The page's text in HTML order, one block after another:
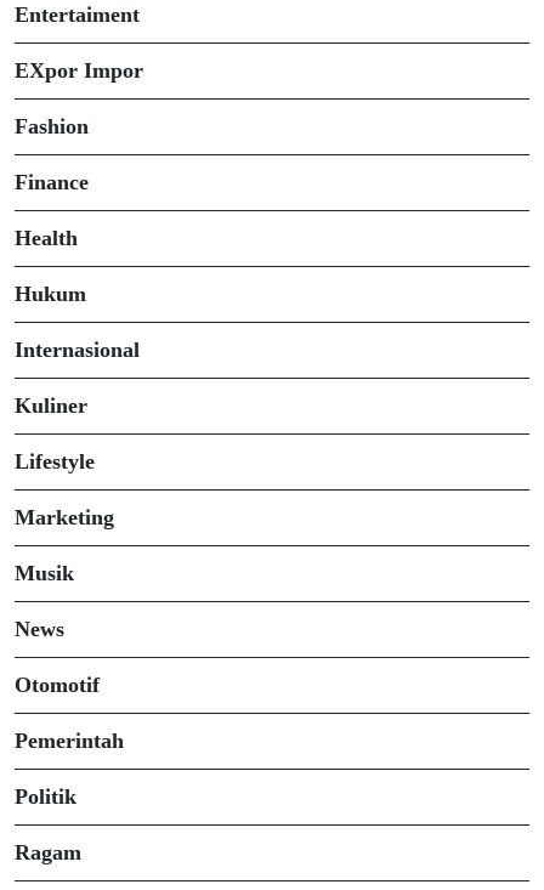
Entertaiment
EXpor Impor
Fashion
Finance
Health
Hukum
Internasional
Kuliner
Lifestyle
Marketing
Musik
News
Otomotif
Pemerintah
Politik
Ragam